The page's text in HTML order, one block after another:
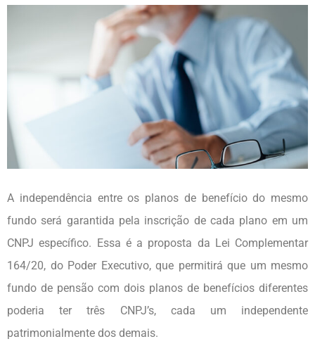
A independência entre os planos de benefício do mesmo
fundo será garantida pela inscrição de cada plano em um
CNPJ específico. Essa é a proposta da Lei Complementar
164/20, do Poder Executivo, que permitirá que um mesmo
fundo de pensão com dois planos de benefícios diferentes
poderia ter três CNPJ’s, cada um independente
patrimonialmente dos demais.